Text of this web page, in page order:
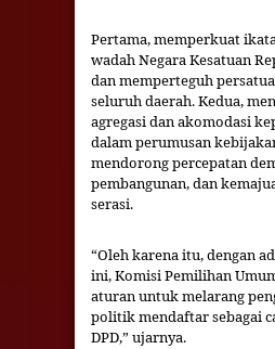
Pertama, memperkuat
wadah Negara Kesatuan
dan memperteguh
seluruh daerah. Kedua,
agregasi dan akomodasi
dalam perumusan
mendorong percepatan
pembangunan, dan
serasi.
“Oleh karena itu, dengan
ini, Komisi Pemilihan
aturan untuk melarang
politik mendaftar sebagai
DPD,” ujarnya.